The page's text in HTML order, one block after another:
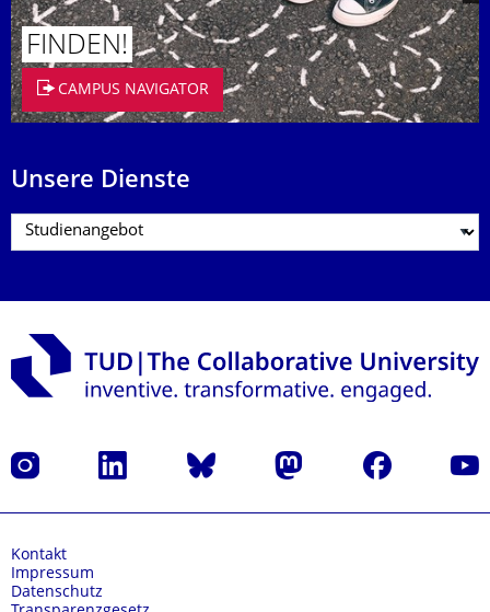
FINDEN!
CAMPUS NAVIGATOR
Unsere Dienste
Instagram LinkedIn Bluesky Mastodon Facebook
Kontakt
Impressum
Datenschutz